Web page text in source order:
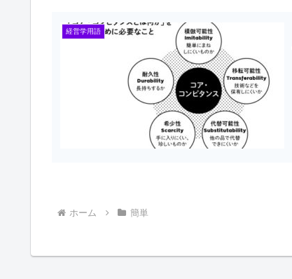
経営学用語
ホーム 簡単